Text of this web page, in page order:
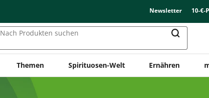
Newsletter 10-€-
Nach Produkten suchen
Themen Spirituosen-Welt Ernähren